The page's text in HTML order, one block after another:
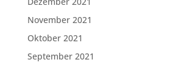
November 2021
Oktober 2021
September 2021